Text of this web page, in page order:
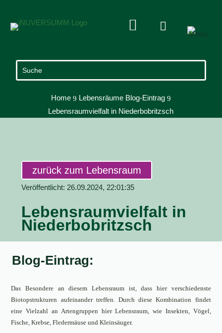
 
Home 9 Lebensräume Blog-Eintrag 9
Lebensraumvielfalt in Niederbobritzsch
zurück zum Lebensraum
Veröffentlicht: 26.09.2024, 22:01:35
Lebensraumvielfalt in
Niederbobritzsch
Blog-Eintrag:
Das Besondere an diesem Lebensraum ist, dass hier verschiedenste
Biotopstrukturen aufeinander treffen. Durch diese Kombination findet
eine Vielzahl an Artengruppen hier Lebensraum, wie Insekten, Vögel,
Fische, Krebse, Fledermäuse und Kleinsäuger.